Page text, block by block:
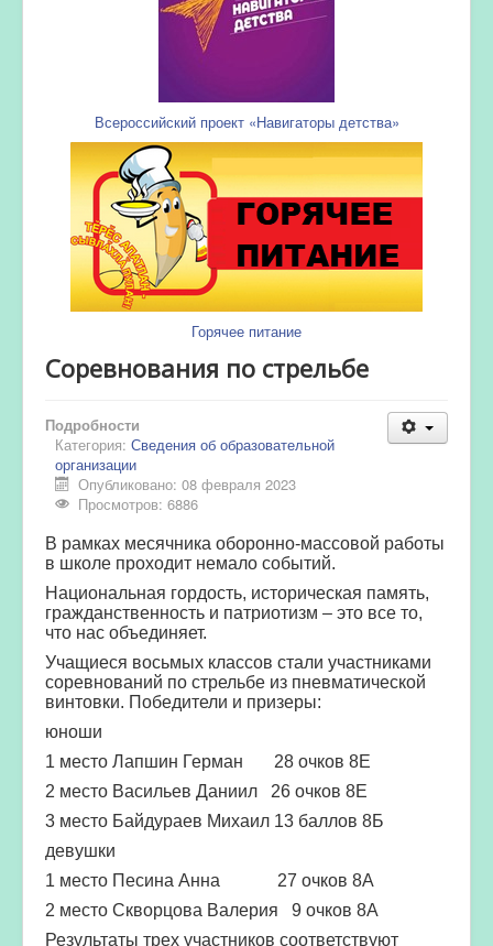
Всероссийский проект «Навигаторы детства»
Горячее питание
Соревнования по стрельбе
Подробности
Категория: Сведения об образовательной
организации
Опубликовано: 08 февраля 2023
Просмотров: 6886
В рамках месячника оборонно-массовой работы
в школе проходит немало событий.
Национальная гордость, историческая память,
гражданственность и патриотизм – это все то,
что нас объединяет.
Учащиеся восьмых классов стали участниками
соревнований по стрельбе из пневматической
винтовки. Победители и призеры:
юноши
1 место Лапшин Герман 28 очков 8Е
2 место Васильев Даниил 26 очков 8Е
3 место Байдураев Михаил 13 баллов 8Б
девушки
1 место Песина Анна 27 очков 8А
2 место Скворцова Валерия 9 очков 8А
Результаты трех участников соответствуют